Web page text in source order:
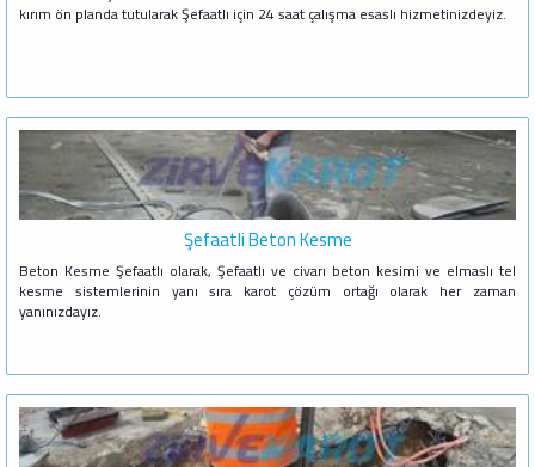
kırım ön planda tutularak Şefaatlı için 24 saat çalışma esaslı hizmetinizdeyiz.
Şefaatli Beton Kesme
Beton Kesme Şefaatlı olarak, Şefaatlı ve civarı beton kesimi ve elmaslı tel
kesme sistemlerinin yanı sıra karot çözüm ortağı olarak her zaman
yanınızdayız.